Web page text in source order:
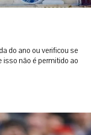
do ano ou verificou se
isso não é permitido ao